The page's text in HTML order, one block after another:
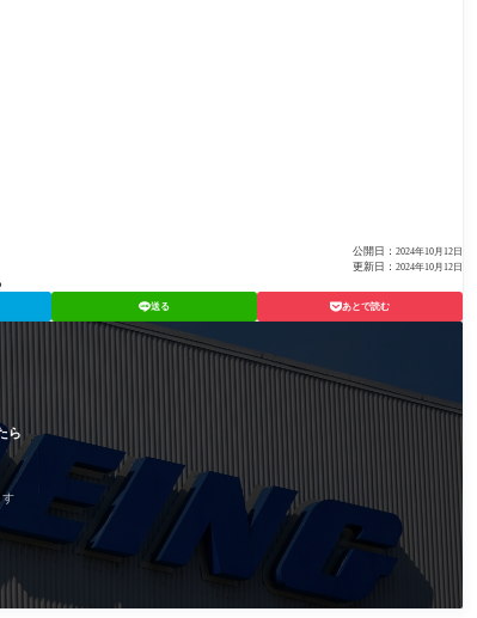
公開日： 2024年10月12日
更新日： 2024年10月12日
送る あとで読む
ら
す